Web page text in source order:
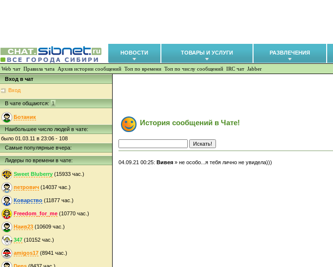
НОВОСТИ ТОВАРЫ И УСЛУГИ РАЗВЛЕЧЕНИЯ
Web чат Правила чата Архив истории сообщений Топ по времени Топ по числу сообщений IRC чат Jabber
Вход в чат
Вход
В чате общаются: 1
Ботаник
Наибольшее число людей в чате:
было 01.03.11 в 23:06 - 108
Самые популярные вчера:
Лидеры по времени в чате:
Sweet Bluberry (15933 час.)
петрович (14037 час.)
Коварство (11877 час.)
Freedom_for_me (10770 час.)
Наив23 (10609 час.)
347 (10152 час.)
amigos17 (8941 час.)
История сообщений в Чате!
04.09.21 00:25: Вивея » не особо...я тебя лично не увидела)))